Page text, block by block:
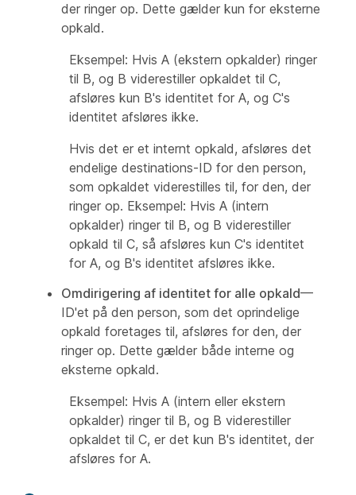
der ringer op. Dette gælder kun for eksterne
opkald.
Eksempel: Hvis A (ekstern opkalder) ringer
til B, og B viderestiller opkaldet til C,
afsløres kun B's identitet for A, og C's
identitet afsløres ikke.
Hvis det er et internt opkald, afsløres det
endelige destinations-ID for den person,
som opkaldet viderestilles til, for den, der
ringer op. Eksempel: Hvis A (intern
opkalder) ringer til B, og B viderestiller
opkald til C, så afsløres kun C's identitet
for A, og B's identitet afsløres ikke.
Omdirigering af identitet for alle opkald—
ID'et på den person, som det oprindelige
opkald foretages til, afsløres for den, der
ringer op. Dette gælder både interne og
eksterne opkald.
Eksempel: Hvis A (intern eller ekstern
opkalder) ringer til B, og B viderestiller
opkaldet til C, er det kun B's identitet, der
afsløres for A.